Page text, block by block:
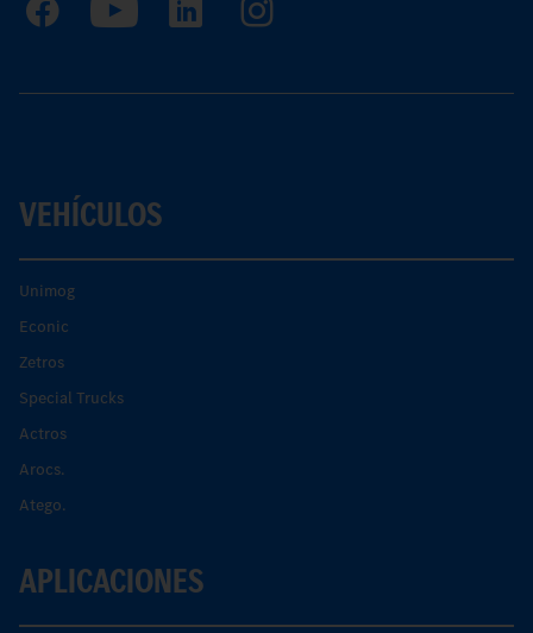
VEHÍCULOS
Unimog
Econic
Zetros
Special Trucks
Actros
Arocs.
Atego.
APLICACIONES